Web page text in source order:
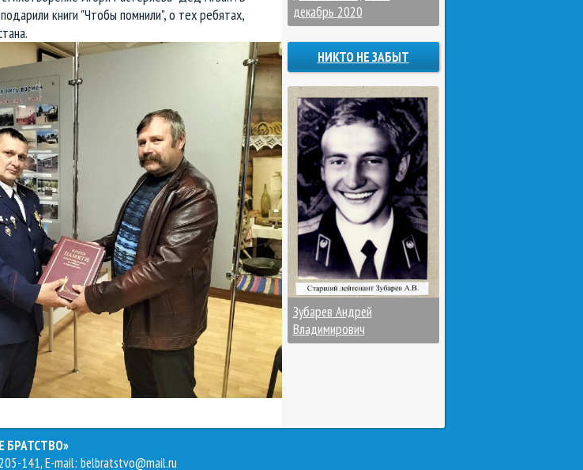
книги "Чтобы помнили", о тех ребятах,
декабрь 2020
НИКТО НЕ ЗАБЫТ
Зубарев Андрей
Владимирович
БРАТСТВО»
141, E-mail: belbratstvo@mail.ru